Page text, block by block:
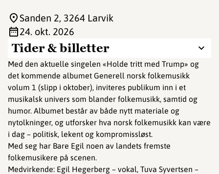
Tider & billetter
Med den aktuelle singelen «Holde tritt med Trump» og
det kommende albumet Generell norsk folkemusikk
volum 1 (slipp i oktober), inviteres publikum inn i et
musikalsk univers som blander folkemusikk, samtid og
humor. Albumet består av både nytt materiale og
nytolkninger, og utforsker hva norsk folkemusikk kan være
i dag – politisk, lekent og kompromissløst.
Med seg har Bare Egil noen av landets fremste
folkemusikere på scenen.
Medvirkende: Egil Hegerberg – vokal, Tuva Syvertsen –
Sanden 2, 3264 Larvik
24. okt. 2026